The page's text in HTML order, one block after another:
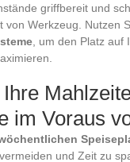
griffbereit und
von Werkzeug. Nutzen
, um den Platz auf
im Voraus
und Zeit zu